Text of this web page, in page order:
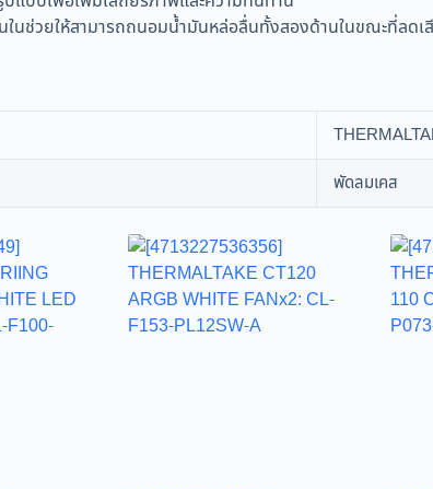
ช่วยให้สามารถถนอมน้ำมันหล่อลื่นทั้งสองด้านในขณะที่ลดเ
พัดลมเคส